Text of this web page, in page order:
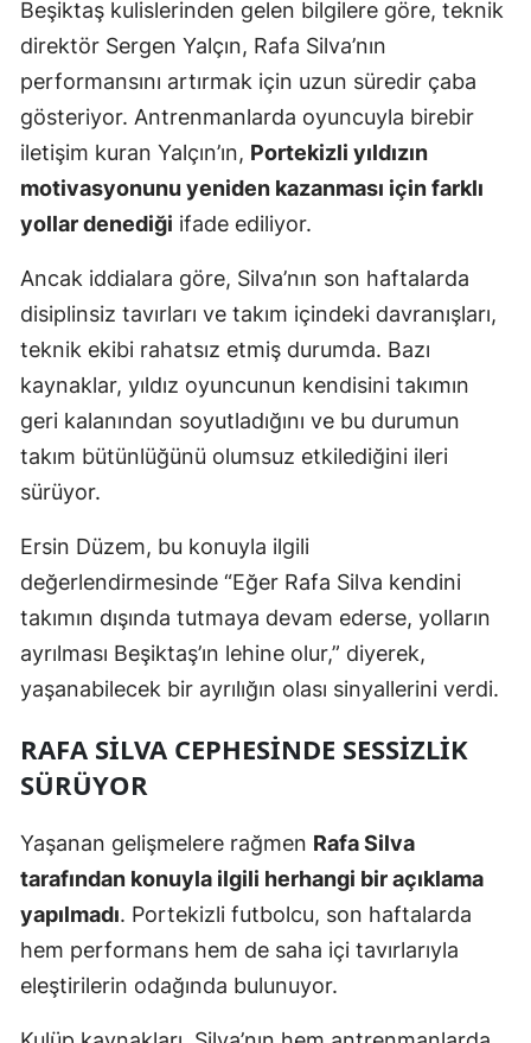
Malatya
Kahramanmaraş
Mardin
Nevşehir
Niğde
Rize
Sinop
Sivas
Tekirdağ
Trabzon
Tunceli
Şanlıurfa
Van
Beşiktaş kulislerinden gelen bilgilere göre, teknik
direktör Sergen Yalçın, Rafa Silva’nın
performansını artırmak için uzun süredir çaba
gösteriyor. Antrenmanlarda oyuncuyla birebir
iletişim kuran Yalçın’ın, Portekizli yıldızın
motivasyonunu yeniden kazanması için farklı
yollar denediği ifade ediliyor.
Ancak iddialara göre, Silva’nın son haftalarda
disiplinsiz tavırları ve takım içindeki davranışları,
teknik ekibi rahatsız etmiş durumda. Bazı
kaynaklar, yıldız oyuncunun kendisini takımın
geri kalanından soyutladığını ve bu durumun
takım bütünlüğünü olumsuz etkilediğini ileri
sürüyor.
Ersin Düzem, bu konuyla ilgili
değerlendirmesinde “Eğer Rafa Silva kendini
takımın dışında tutmaya devam ederse, yolların
ayrılması Beşiktaş’ın lehine olur,” diyerek,
yaşanabilecek bir ayrılığın olası sinyallerini verdi.
RAFA SILVA CEPHESINDE SESSIZLIK
SÜRÜYOR
Yaşanan gelişmelere rağmen Rafa Silva
tarafından konuyla ilgili herhangi bir açıklama
yapılmadı. Portekizli futbolcu, son haftalarda
hem performans hem de saha içi tavırlarıyla
eleştirilerin odağında bulunuyor.